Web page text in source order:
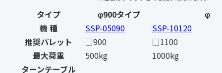
タイプ φ900タイプ
機 種
SSP-05090
SSP-10120
推奨パレット
□900
□1100
最大荷重
500kg
1000kg
ターンテーブル